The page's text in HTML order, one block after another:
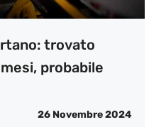
trovato
probabile
26 Novembre 2024